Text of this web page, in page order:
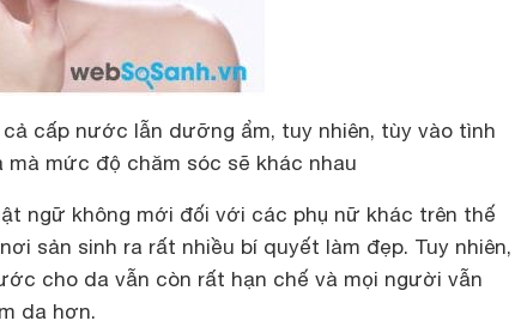
cấp nước lẫn dưỡng ẩm, tuy nhiên, tùy vào tình
mà mức độ chăm sóc sẽ khác nhau
ngữ không mới đối với các phụ nữ khác trên thế
sản sinh ra rất nhiều bí quyết làm đẹp. Tuy nhiên,
cho da vẫn còn rất hạn chế và mọi người vẫn
da hơn.